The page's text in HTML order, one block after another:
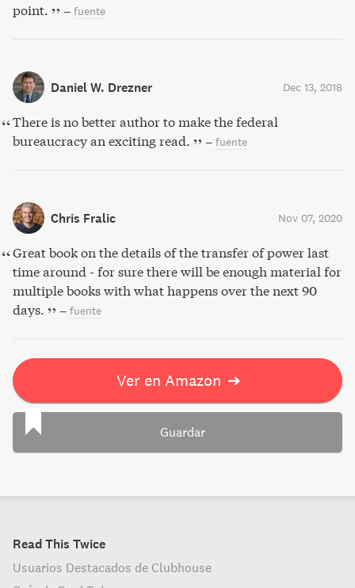
point.
– fuente
Daniel W. Drezner Dec 13, 2018
There is no better author to make the federal
bureaucracy an exciting read.
– fuente
Chris Fralic Nov 07, 2020
Great book on the details of the transfer of power last
time around - for sure there will be enough material for
multiple books with what happens over the next 90
days.
– fuente
Ver en Amazon ➔
Guardar
Read This Twice
Usuarios Destacados de Clubhouse